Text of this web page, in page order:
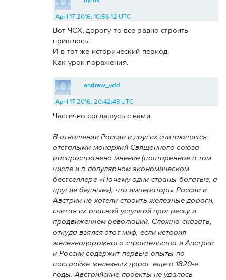
April 17 2016, 10:56:12 UTC
Вот ЧСХ, дорогу-то все равно строить
пришлось.
И в тот же исторический период.
Как урок поражения.
andrew_vdd
April 17 2016, 20:42:48 UTC
Частично соглашусь с вами.
В отношении России и других считающихся
отсталыми монархий Священного союза
распространено мнение (повторенное в том
числе и в популярном экономическом
бестселлере «Почему одни страны богатые, а
другие бедные»), что императоры России и
Австрии не хотели строить железные дороги,
считая их опасной уступкой прогрессу и
продвижением революций. Сложно сказать,
откуда взялся этот миф, если история
железнодорожного строительства и Австрии
и России содержит первые опыты по
постройке железных дорог еще в 1820-е
годы. Австрийские проекты не удалось